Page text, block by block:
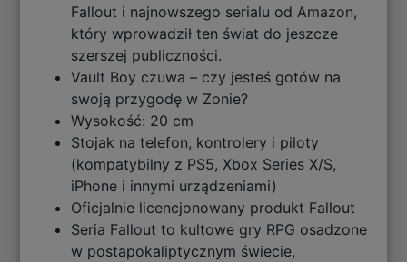
Fallout i najnowszego serialu od Amazon,
który wprowadził ten świat do jeszcze
szerszej publiczności.
Vault Boy czuwa – czy jesteś gotów na
swoją przygodę w Zonie?
Wysokość: 20 cm
Stojak na telefon, kontrolery i piloty
(kompatybilny z PS5, Xbox Series X/S,
iPhone i innymi urządzeniami)
Oficjalnie licencjonowany produkt Fallout
Seria Fallout to kultowe gry RPG osadzone
w postapokaliptycznym świecie,